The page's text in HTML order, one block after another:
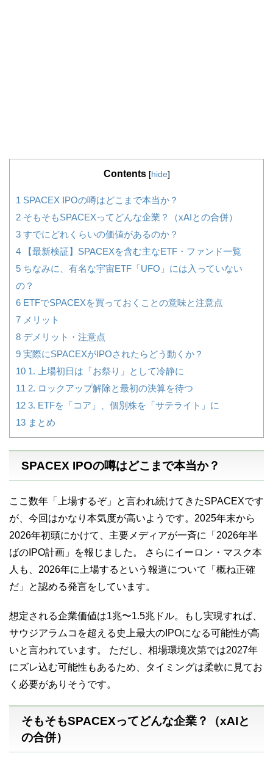
Contents [hide]
1 SPACEX IPOの噂はどこまで本当か？
2 そもそもSPACEXってどんな企業？（xAIとの合併）
3 すでにどれくらいの価値があるのか？
4 【最新検証】SPACEXを含む主なETF・ファンド一覧
5 ちなみに、有名な宇宙ETF「UFO」には入っていない
の？
6 ETFでSPACEXを買っておくことの意味と注意点
7 メリット
8 デメリット・注意点
9 実際にSPACEXがIPOされたらどう動くか？
10 1. 上場初日は「お祭り」として冷静に
11 2. ロックアップ解除と最初の決算を待つ
12 3. ETFを「コア」、個別株を「サテライト」に
13 まとめ
SPACEX IPOの噂はどこまで本当か？
ここ数年「上場するぞ」と言われ続けてきたSPACEXです
が、今回はかなり本気度が高いようです。2025年末から
2026年初頭にかけて、主要メディアが一斉に「2026年半
ばのIPO計画」を報じました。 さらにイーロン・マスク本
人も、2026年に上場するという報道について「概ね正確
だ」と認める発言をしています。
想定される企業価値は1兆〜1.5兆ドル。もし実現すれば、
サウジアラムコを超える史上最大のIPOになる可能性が高
いと言われています。 ただし、相場環境次第では2027年
にズレ込む可能性もあるため、タイミングは柔軟に見てお
く必要がありそうです。
そもそもSPACEXってどんな企業？（xAIと
の合併）